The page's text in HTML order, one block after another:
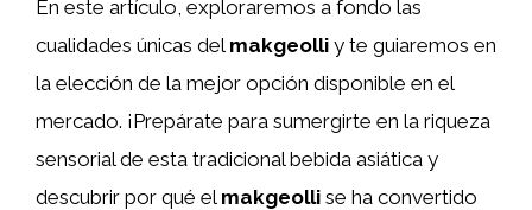
En este artículo, exploraremos a fondo las
cualidades únicas del makgeolli y te guiaremos en
la elección de la mejor opción disponible en el
mercado. ¡Prepárate para sumergirte en la riqueza
sensorial de esta tradicional bebida asiática y
descubrir por qué el makgeolli se ha convertido